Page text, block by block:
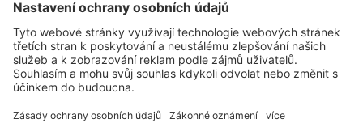
PROHLÁŠENÍ O PŘÍSTUPNOSTI CZ
VOP
OCHRANA OSOBNÍCH ÚDAJŮ